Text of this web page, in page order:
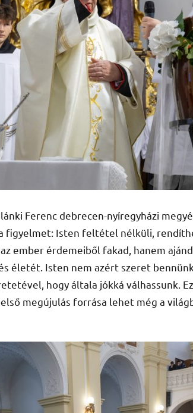
Ferenc debrecen-nyíregyházi
figyelmet: Isten feltétel nélküli,
ember érdemeiből fakad, hanem
életét. Isten nem azért szeret
hogy általa jókká válhassunk.
megújulás forrása lehet még a